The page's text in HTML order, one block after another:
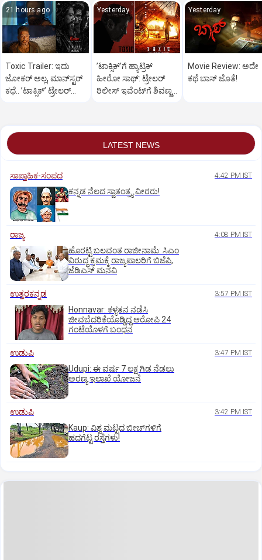
21 hours ago
Toxic Trailer: ಇದು
ಜೋಕರ್‌ ಅಲ್ಲ, ಮಾನ್‌ಸ್ಟರ್‌
ಕಥೆ.. ʼಟಾಕ್ಸಿಕ್‌ʼ ಟ್ರೇಲರ್‌
Yesterday
ʼಟಾಕ್ಸಿಕ್‌ʼಗೆ ಹ್ಯಾಟ್ರಿಕ್‌
ಹೀರೋ ಸಾಥ್:‌ ಟ್ರೇಲರ್‌
ರಿಲೀಸ್‌ ಇವೆಂಟ್‌ಗೆ ಶಿವಣ್ಣ
Yesterday
Movie Review: ಅದೇ
ಕಥೆ ಬಾಸ್‌ ಜೊತೆ!
LATEST NEWS
ಸಾಪ್ತಾಹಿಕ-ಸಂಪದ 4:42 PM IST
ಕನ್ನಡ ನೆಲದ ಸ್ವಾತಂತ್ರ್ಯ ವೀರರು!
ರಾಜ್ಯ 4:08 PM IST
ಹೊರಟ್ಟಿ ಬಲವಂತ ರಾಜೀನಾಮೆ: ಸಿಎಂ
ವಿರುದ್ಧ ಕ್ರಮಕ್ಕೆ ರಾಜ್ಯಪಾಲರಿಗೆ ಬಿಜೆಪಿ,
ಜೆಡಿಎಸ್ ಮನವಿ
ಉತ್ತರಕನ್ನಡ 3:57 PM IST
Honnavar: ಕಳ್ಳತನ ನಡೆಸಿ
ಜೀವಬೆದರಿಕೆಯೊಡ್ಡಿದ್ದ ಆರೋಪಿ 24
ಗಂಟೆಯೊಳಗೆ ಬಂಧನ
ಉಡುಪಿ 3:47 PM IST
Udupi: ಈ ವರ್ಷ 7 ಲಕ್ಷ ಗಿಡ ನೆಡಲು
ಅರಣ್ಯ ಇಲಾಖೆ ಯೋಜನೆ
ಉಡುಪಿ 3:42 PM IST
Kaup: ವಿಶ್ವ ಮಟ್ಟದ ಬೀಚ್‌ಗಳಿಗೆ
ಹದಗೆಟ್ಟ ರಸ್ತೆಗಳು!